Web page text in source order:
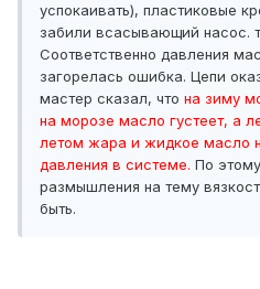
успокаивать), пластиковые
забили всасывающий насос.
Соответственно давления
загорелась ошибка. Цепи
мастер сказал, что на зиму
на морозе масло густеет, а
летом жара и жидкое масло
давления в системе. По
размышления на тему
быть.